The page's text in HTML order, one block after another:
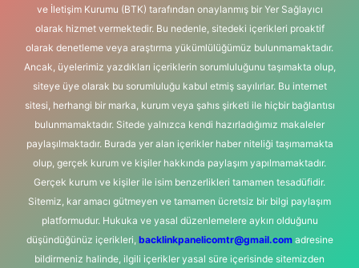
ve İletişim Kurumu (BTK) tarafından onaylanmış bir Yer Sağlayıcı
olarak hizmet vermektedir. Bu nedenle, sitedeki içerikleri proaktif
olarak denetleme veya araştırma yükümlülüğümüz bulunmamaktadır.
Ancak, üyelerimiz yazdıkları içeriklerin sorumluluğunu taşımakta olup,
siteye üye olarak bu sorumluluğu kabul etmiş sayılırlar. Bu internet
sitesi, herhangi bir marka, kurum veya şahıs şirketi ile hiçbir bağlantısı
bulunmamaktadır. Sitede yalnızca kendi hazırladığımız makaleler
paylaşılmaktadır. Burada yer alan içerikler haber niteliği taşımamakta
olup, gerçek kurum ve kişiler hakkında paylaşım yapılmamaktadır.
Gerçek kurum ve kişiler ile isim benzerlikleri tamamen tesadüfidir.
Sitemiz, kar amacı gütmeyen ve tamamen ücretsiz bir bilgi paylaşım
platformudur. Hukuka ve yasal düzenlemelere aykırı olduğunu
düşündüğünüz içerikleri, backlinkpanelicomtr@gmail.comadresine
bildirmeniz halinde, ilgili içerikler yasal süre içerisinde sitemizden